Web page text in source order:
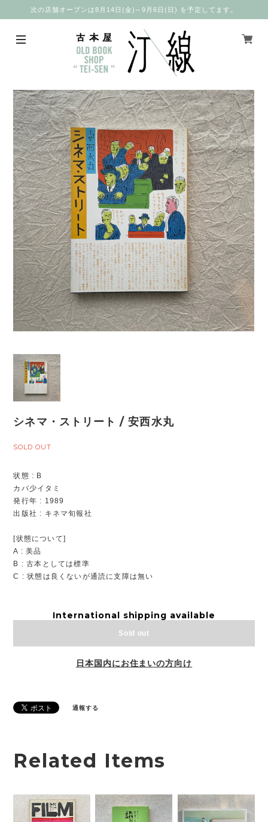
次の店舗オープンは8月14日(金)～9月6日(日) を予定してます。
シネマ・ストリート / 安西水丸
SOLD OUT
状態 : B
カバ少イタミ
発行年 : 1989
出版社 : キネマ旬報社
[状態について]
A : 美品
B : 古本としては標準
C : 状態は良くないが通読に支障は無い
International shipping available
Sold out
日本国内にお住まいの方向け
通報する
Related Items